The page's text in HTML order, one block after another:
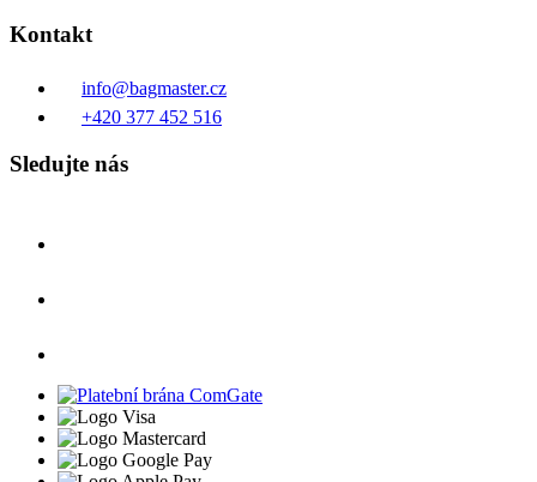
Kontakt
info@bagmaster.cz
+420 377 452 516
Sledujte nás